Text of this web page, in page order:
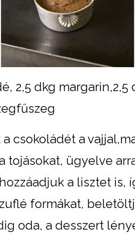
2,5 dkg margarin,2,5
csokoládét a
tojásokat, ügyelve
a lisztet is,
formákat,
oda, a desszert